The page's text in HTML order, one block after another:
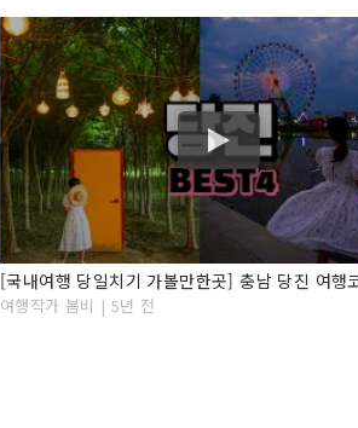
여행작가 봄비 | 5년 전